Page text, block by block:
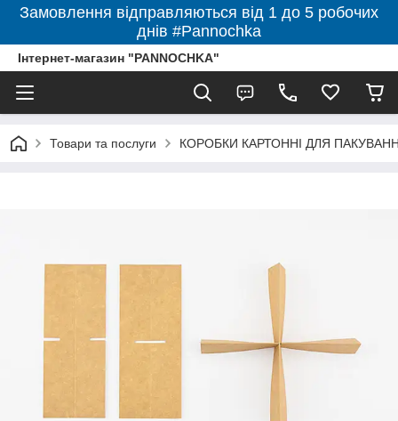
Замовлення відправляються від 1 до 5 робочих
днів #Pannochka
Інтернет-магазин "PANNOCHKA"
Товари та послуги КОРОБКИ КАРТОННІ ДЛЯ ПАКУВАННЯ